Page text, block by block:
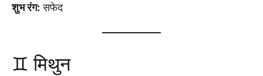
शुभ रंग: सफेद
♊ मिथुन